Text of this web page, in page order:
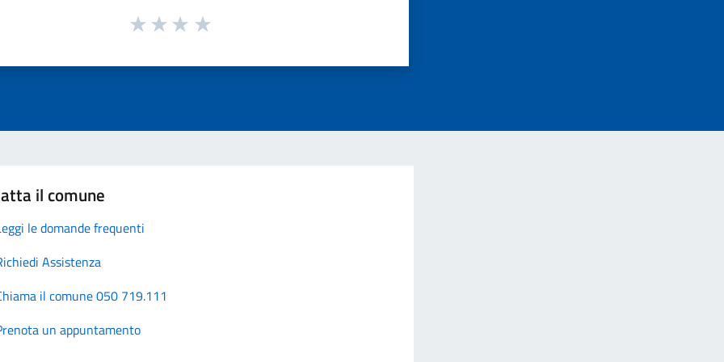
il comune
le domande frequenti
Assistenza
il comune 050 719.111
un appuntamento